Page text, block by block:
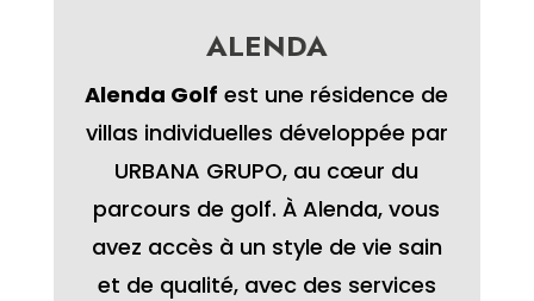
ALENDA
Alenda Golf est une résidence de
villas individuelles développée par
URBANA GRUPO, au cœur du
parcours de golf. À Alenda, vous
avez accès à un style de vie sain
et de qualité, avec des services